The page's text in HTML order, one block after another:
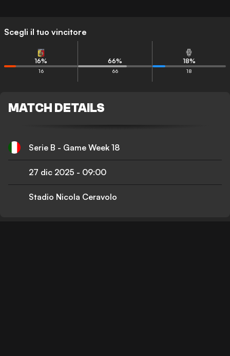
Scegli il tuo vincitore
16%
16
66%
66
18%
18
MATCH DETAILS
Serie B - Game Week 18
27 dic 2025 - 09:00
Stadio Nicola Ceravolo